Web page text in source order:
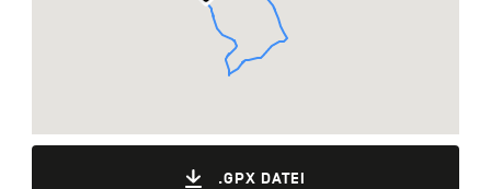
.GPX DATEI